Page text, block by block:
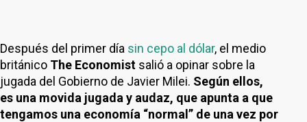
Después del primer día sin cepo al dólar, el medio
británico The Economist salió a opinar sobre la
jugada del Gobierno de Javier Milei. Según ellos,
es una movida jugada y audaz, que apunta a que
tengamos una economía “normal” de una vez por